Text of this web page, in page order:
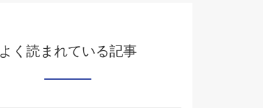
よく読まれている記事